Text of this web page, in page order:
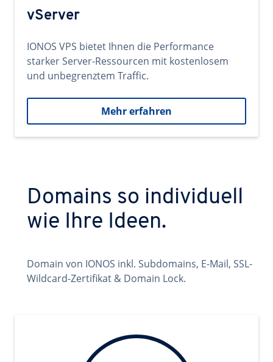
vServer
IONOS VPS bietet Ihnen die Performance
starker Server-Ressourcen mit kostenlosem
und unbegrenztem Traffic.
Mehr erfahren
Domains so individuell
wie Ihre Ideen.
Domain von IONOS inkl. Subdomains, E-Mail, SSL-
Wildcard-Zertifikat & Domain Lock.